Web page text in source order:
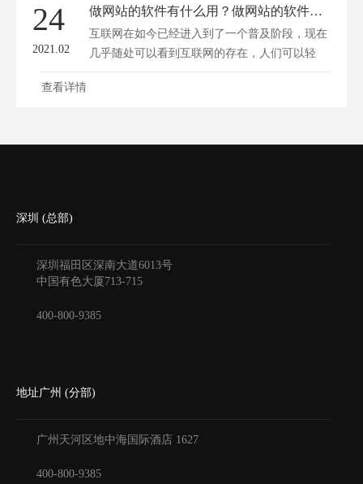
24
2021.02
做网站的软件有什么用？做网站的软件哪个好
互联网在如今已经进入到了一个普及阶段，现在
几乎随处可以看到互联网的存在，人们可以轻
松...
查看详情
深圳 (总部)
深圳福田区深南大道6013号
中国有色大厦713-715
400-800-9385
地址广州 (分部)
广州天河区地中海国际酒店 1627
400-800-9385